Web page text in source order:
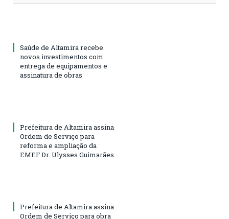
Saúde de Altamira recebe
novos investimentos com
entrega de equipamentos e
assinatura de obras
Prefeitura de Altamira assina
Ordem de Serviço para
reforma e ampliação da
EMEF Dr. Ulysses Guimarães
Prefeitura de Altamira assina
Ordem de Serviço para obra